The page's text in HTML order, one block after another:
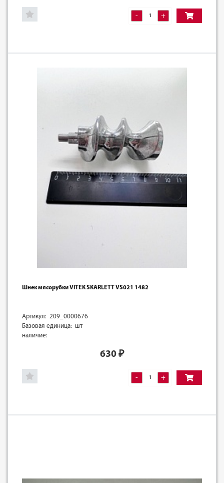
- +
Шнек мясорубки VITEK SKARLETT VS021 1482
Артикул: 209_0000676
Базовая единица: шт
наличие:
630 ₽
- +